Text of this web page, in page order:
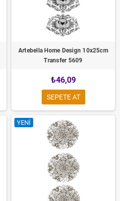
Artebella Home Design 10x25cm
Transfer 5609
₺46,09
SEPETE AT
YENI